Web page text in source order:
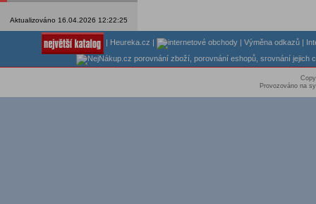
Aktualizováno 16.04.2026 12:22:25
Heureka.cz Výměna odkazů
Provozováno na